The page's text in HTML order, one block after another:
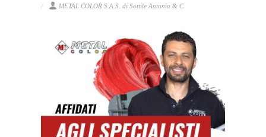
METAL COLOR S.A.S. di Sottile Antonio & C.